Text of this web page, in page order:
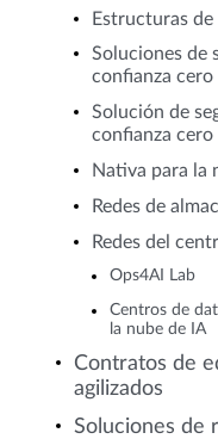
Estructuras
Soluciones de
confianza cero
Solución de
confianza cero
Nativa para la
Redes de
Redes del
Ops4AI Lab
Centros de
la nube de IA
Contratos de
agilizados
Soluciones de